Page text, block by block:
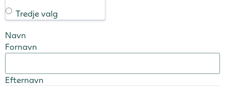
Tredje valg
Navn
Fornavn
Efternavn